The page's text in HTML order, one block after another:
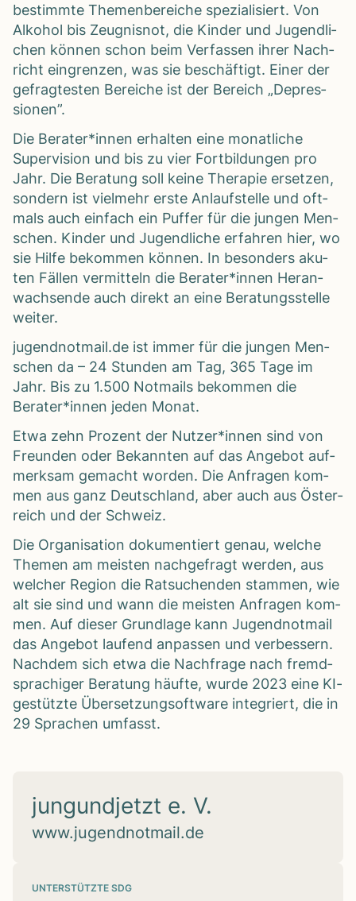
bestimmte The­men­be­rei­che spe­zia­li­siert. Von
Alko­hol bis Zeug­nis­not, die Kin­der und Jugend­li­
chen kön­nen schon beim Ver­fas­sen ihrer Nach­
richt ein­gren­zen, was sie beschäf­tigt. Einer der
gefrag­tes­ten Berei­che ist der Bereich „Depres­
sio­nen”.
Die Berater*innen erhal­ten eine monat­li­che
Super­vi­sion und bis zu vier Fort­bil­dun­gen pro
Jahr. Die Bera­tung soll keine The­ra­pie erset­zen,
son­dern ist viel­mehr erste Anlauf­stelle und oft­
mals auch ein­fach ein Puf­fer für die jun­gen Men­
schen. Kin­der und Jugend­li­che erfah­ren hier, wo
sie Hilfe bekom­men kön­nen. In beson­ders aku­
ten Fäl­len ver­mit­teln die Berater*innen Her­an­
wach­sende auch direkt an eine Bera­tungs­stelle
wei­ter.
jugend​not​mail​.de ist immer für die jun­gen Men­
schen da – 24 Stun­den am Tag, 365 Tage im
Jahr. Bis zu 1.500 Not­mails bekom­men die
Berater*innen jeden Monat.
Etwa zehn Pro­zent der Nutzer*innen sind von
Freun­den oder Bekann­ten auf das Ange­bot auf­
merk­sam gemacht wor­den. Die Anfra­gen kom­
men aus ganz Deutsch­land, aber auch aus Öster­
reich und der Schweiz.
Die Orga­ni­sa­tion doku­men­tiert genau, wel­che
The­men am meis­ten nach­ge­fragt wer­den, aus
wel­cher Region die Rat­su­chen­den stam­men, wie
alt sie sind und wann die meis­ten Anfra­gen kom­
men. Auf die­ser Grund­lage kann Jugend­not­mail
das Ange­bot lau­fend anpas­sen und ver­bes­sern.
Nach­dem sich etwa die Nach­frage nach fremd­
spra­chi­ger Bera­tung häufte, wurde 2023 eine KI-
gestützte Über­set­zung­s­oft­ware inte­griert, die in
29 Spra­chen umfasst.
jungundjetzt e. V.
www.jugendnotmail.de
UNTERSTÜTZTE SDG